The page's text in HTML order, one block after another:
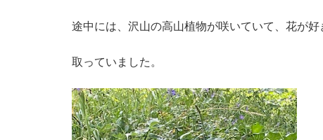
途中には、沢山の高山植物が咲いていて、花が
取っていました。